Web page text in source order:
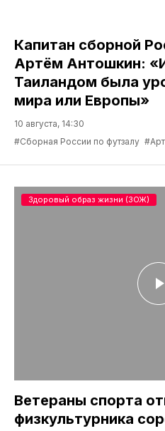
Капитан сборной
Артём Антошкин:
Таиландом была
мира или Европы»
10 августа, 14:30
#Сборная России по футзалу
Ветераны спорта
физкультурника
Здоровый образ жизни (ЗОЖ)